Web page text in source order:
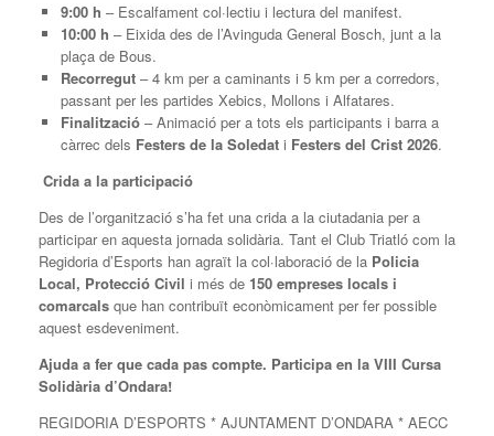
9:00 h – Escalfament col·lectiu i lectura del manifest.
10:00 h – Eixida des de l’Avinguda General Bosch, junt a la
plaça de Bous.
Recorregut– 4 km per a caminants i 5 km per a corredors,
passant per les partides Xebics, Mollons i Alfatares.
Finalització– Animació per a tots els participants i barra a
càrrec dels Festers de la Soledati Festers del Crist 2026.
Crida a la participació
Des de l’organització s’ha fet una crida a la ciutadania per a
participar en aquesta jornada solidària. Tant el Club Triatló com la
Regidoria d’Esports han agraït la col·laboració de la Policia
Local, Protecció Civil i més de 150 empreses locals i
comarcals que han contribuït econòmicament per fer possible
aquest esdeveniment.
Ajuda a fer que cada pas compte. Participa en la VIII Cursa
Solidària d’Ondara!
REGIDORIA D’ESPORTS * AJUNTAMENT D’ONDARA * AECC